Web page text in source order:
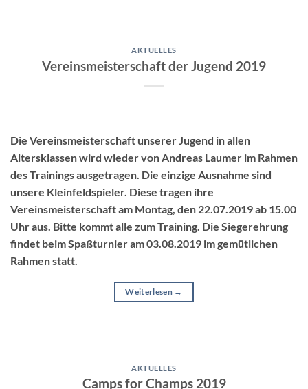
AKTUELLES
Vereinsmeisterschaft der Jugend 2019
Die Vereinsmeisterschaft unserer Jugend in allen
Altersklassen wird wieder von Andreas Laumer im Rahmen
des Trainings ausgetragen. Die einzige Ausnahme sind
unsere Kleinfeldspieler. Diese tragen ihre
Vereinsmeisterschaft am Montag, den 22.07.2019 ab 15.00
Uhr aus. Bitte kommt alle zum Training. Die Siegerehrung
findet beim Spaßturnier am 03.08.2019 im gemütlichen
Rahmen statt.
Weiterlesen →
AKTUELLES
Camps for Champs 2019